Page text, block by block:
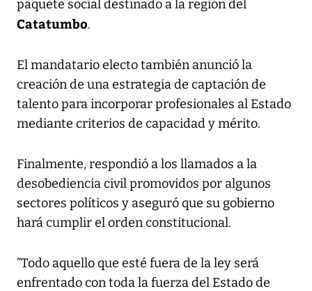
paquete social destinado a la región del
Catatumbo.
El mandatario electo también anunció la
creación de una estrategia de captación de
talento para incorporar profesionales al Estado
mediante criterios de capacidad y mérito.
Finalmente, respondió a los llamados a la
desobediencia civil promovidos por algunos
sectores políticos y aseguró que su gobierno
hará cumplir el orden constitucional.
”Todo aquello que esté fuera de la ley será
enfrentado con toda la fuerza del Estado de